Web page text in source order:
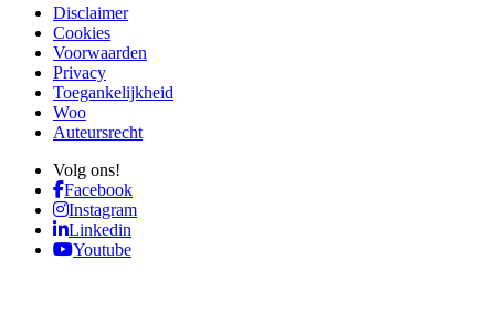
Disclaimer
Cookies
Voorwaarden
Privacy
Toegankelijkheid
Woo
Auteursrecht
Volg ons!
Facebook
Instagram
Linkedin
Youtube